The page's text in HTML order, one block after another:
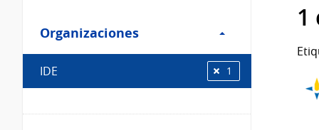
Organizaciones
Organizaciones
IDE 1
1